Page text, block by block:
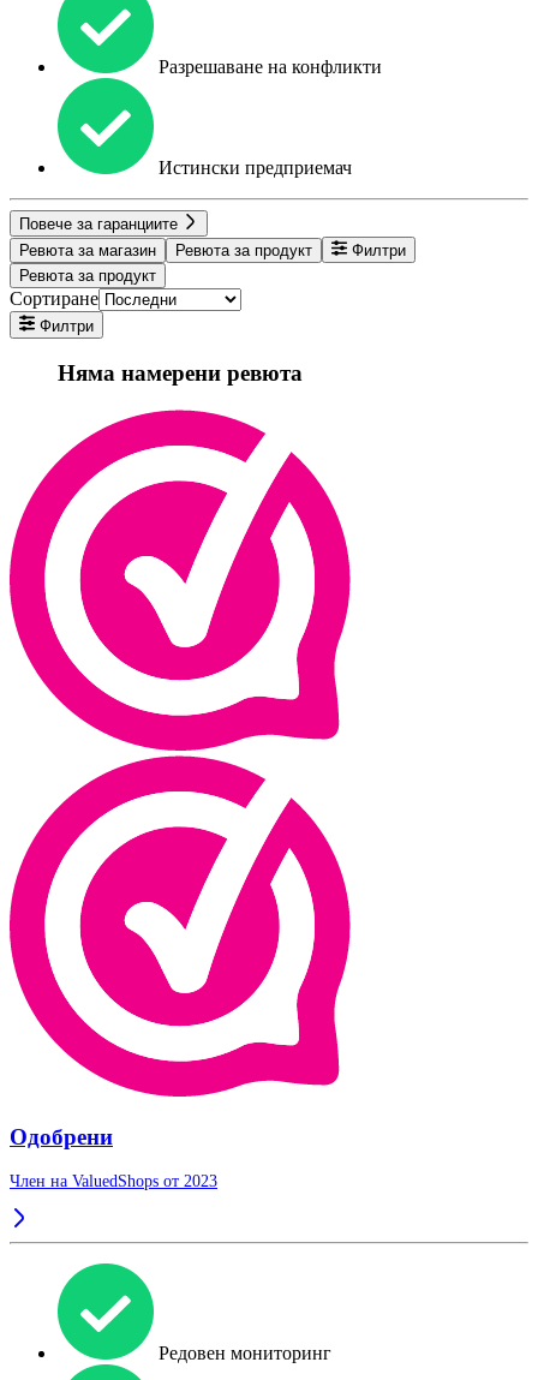
Разрешаване на конфликти
Истински предприемач
Повече за гаранциите
Ревюта за магазин
Ревюта за продукт
Филтри
Ревюта за продукт
Сортиране
Филтри
Няма намерени ревюта
Одобрени
Член на ValuedShops от 2023
Редовен мониторинг